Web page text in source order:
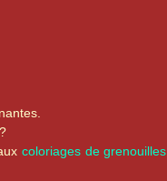
coloriages de grenouilles